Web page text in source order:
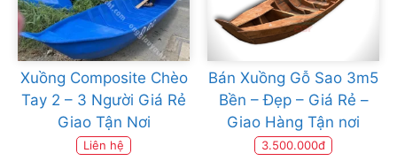
Xuồng Composite Chèo
Tay 2 – 3 Người Giá Rẻ
Giao Tận Nơi
Liên hệ
Bán Xuồng Gỗ Sao 3m5
Bền – Đẹp – Giá Rẻ –
Giao Hàng Tận nơi
3.500.000đ